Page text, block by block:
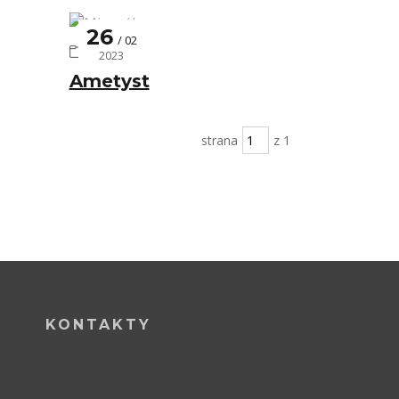
Ametyst
26
02
2023
Minerály
strana z 1
KONTAKTY